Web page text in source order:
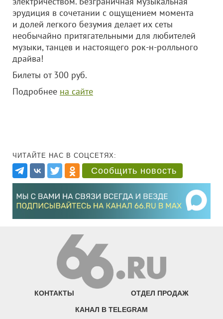
эрудиция в сочетании с ощущением момента
и долей легкого безумия делает их сеты
необычайно притягательными для любителей
музыки, танцев и настоящего рок-н-ролльного
драйва!
Билеты от 300 руб.
Подробнее на сайте
ЧИТАЙТЕ НАС В СОЦСЕТЯХ:
Сообщить новость
КОНТАКТЫ ОТДЕЛ ПРОДАЖ
КАНАЛ В TELEGRAM